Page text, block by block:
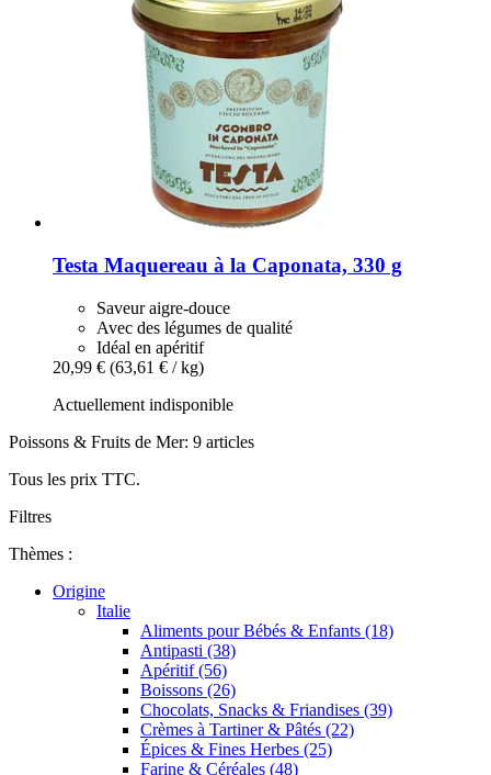
Testa Maquereau à la Caponata, 330 g
Saveur aigre-douce
Avec des légumes de qualité
Idéal en apéritif
20,99 € (63,61 € / kg)
Actuellement indisponible
Poissons & Fruits de Mer: 9 articles
Tous les prix TTC.
Filtres
Thèmes :
Origine
Italie
Aliments pour Bébés & Enfants (18)
Antipasti (38)
Apéritif (56)
Boissons (26)
Chocolats, Snacks & Friandises (39)
Crèmes à Tartiner & Pâtés (22)
Épices & Fines Herbes (25)
Farine & Céréales (48)